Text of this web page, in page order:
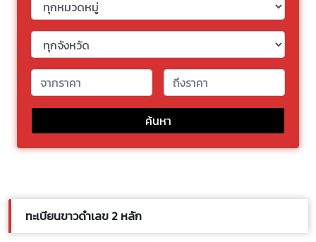
ค้นหา
ทะเบียนขาวดำเลข 2 หลัก